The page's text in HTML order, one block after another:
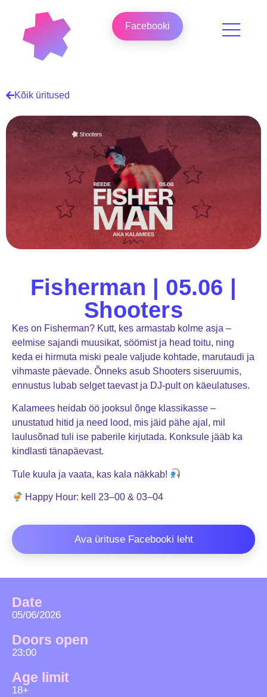
Facebooki
Kõik üritused
Fisherman | 05.06 |
Shooters
Kes on Fisherman? Kutt, kes armastab kolme asja –
eelmise sajandi muusikat, söömist ja head toitu, ning
keda ei hirmuta miski peale valjude kohtade, marutaudi ja
vihmaste päevade. Õnneks asub Shooters siseruumis,
ennustus lubab selget taevast ja DJ-pult on käeulatuses.
Kalamees heidab öö jooksul õnge klassikasse –
unustatud hitid ja need lood, mis jäid pähe ajal, mil
laulusõnad tuli ise paberile kirjutada. Konksule jääb ka
kindlasti tänapäevast.
Tule kuula ja vaata, kas kala näkkab!
Happy Hour: kell 23–00 & 03–04
Ava ürituse Facebooki leht
Date
05/06/2026
Doors open
23:00
Age limit
18+